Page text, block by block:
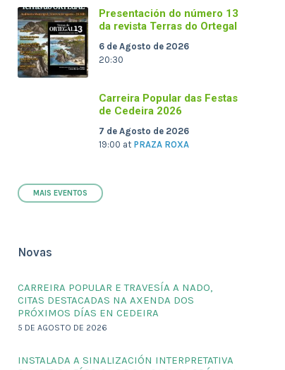
Presentación do número 13
da revista Terras do Ortegal
6 de Agosto de 2026
20:30
Carreira Popular das Festas
de Cedeira 2026
7 de Agosto de 2026
19:00 at PRAZA ROXA
MAIS EVENTOS
Novas
CARREIRA POPULAR E TRAVESÍA A NADO,
CITAS DESTACADAS NA AXENDA DOS
PRÓXIMOS DÍAS EN CEDEIRA
5 DE AGOSTO DE 2026
INSTALADA A SINALIZACIÓN INTERPRETATIVA